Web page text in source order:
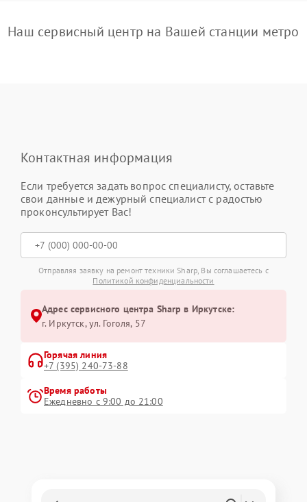
Наш сервисный центр на Вашей станции метро
Контактная информация
Если требуется задать вопрос специалисту, оставьте
свои данные и дежурный специалист с радостью
проконсультирует Вас!
Отправляя заявку на ремонт техники Sharp, Вы соглашаетесь с
Политикой конфиденциальности
Адрес сервисного центра Sharp в Иркутске:
г. Иркутск, ул. ​Гоголя, 57
Горячая линия
+7 (395) 240-73-88
Время работы
Ежедневно с 9:00 до 21:00